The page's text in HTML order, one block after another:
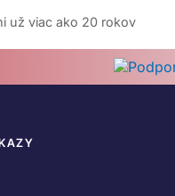
už viac ako 20 rokov